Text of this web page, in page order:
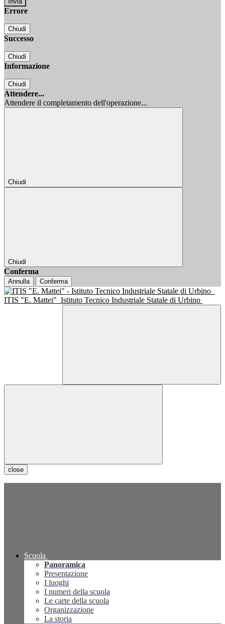
Errore
Chiudi
Successo
Chiudi
Informazione
Chiudi
Attendere...
Attendere il completamento dell'operazione...
Chiudi
Chiudi
Conferma
Annulla Conferma
ITIS "E. Mattei" Istituto Tecnico Industriale Statale di Urbino
close
Scuola
Panoramica
Presentazione
I luoghi
I numeri della scuola
Le carte della scuola
Organizzazione
La storia